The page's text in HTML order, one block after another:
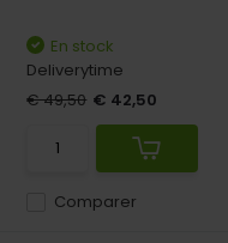
Comparer
En stock
Deliverytime
€ 49,50 € 42,50